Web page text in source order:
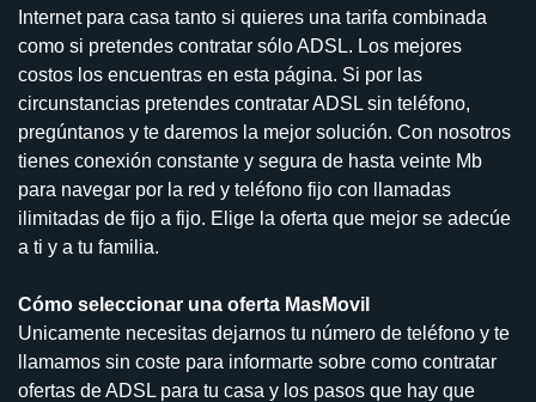
Internet para casa tanto si quieres una tarifa combinada
como si pretendes contratar sólo ADSL. Los mejores
costos los encuentras en esta página. Si por las
circunstancias pretendes contratar ADSL sin teléfono,
pregúntanos y te daremos la mejor solución. Con nosotros
tienes conexión constante y segura de hasta veinte Mb
para navegar por la red y teléfono fijo con llamadas
ilimitadas de fijo a fijo. Elige la oferta que mejor se adecúe
a ti y a tu familia.
Cómo seleccionar una oferta MasMovil
Unicamente necesitas dejarnos tu número de teléfono y te
llamamos sin coste para informarte sobre como contratar
ofertas de ADSL para tu casa y los pasos que hay que